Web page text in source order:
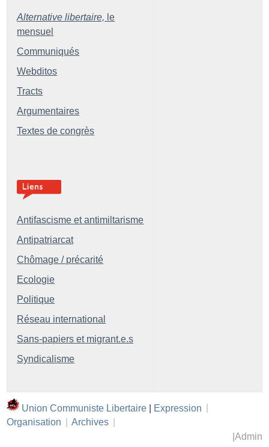
Alternative libertaire, le
mensuel
Communiqués
Webditos
Tracts
Argumentaires
Textes de congrès
Antifascisme et antimiltarisme
Antipatriarcat
Chômage / précarité
Ecologie
Politique
Réseau international
Sans-papiers et migrant.e.s
Syndicalisme
Union Communiste Libertaire | Expression
Organisation
Archives
Admin